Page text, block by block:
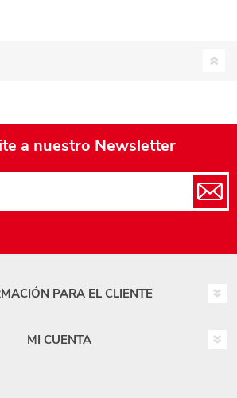
a nuestro Newsletter
PARA EL CLIENTE
MI CUENTA